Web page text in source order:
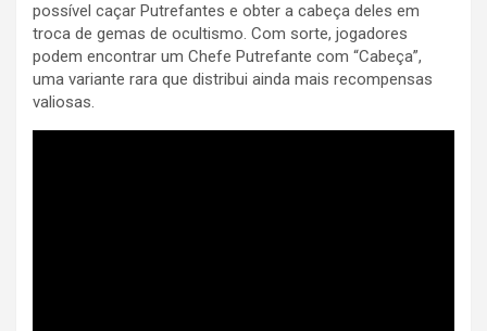
possível caçar Putrefantes e obter a cabeça deles em
troca de gemas de ocultismo. Com sorte, jogadores
podem encontrar um Chefe Putrefante com “Cabeça”,
uma variante rara que distribui ainda mais recompensas
valiosas.